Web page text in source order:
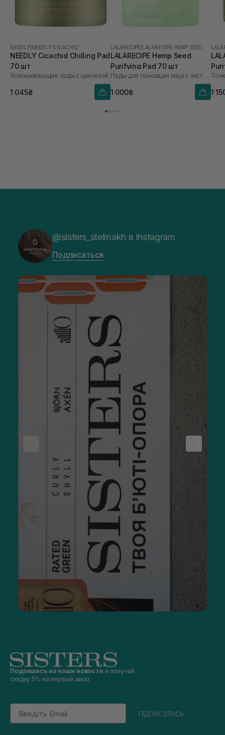
NEEDLY NEEDLY CICACHID
NEEDLY Cicachid Chilling Pad
70 шт
Успокаивающие пады с центелой
1 045₴
LALARECIPE LALARECIPE HEMP SEED
LALARECIPE Hemp Seed
Purifying Pad 70 шт
Пэды для тонизации лица с экстрактом конопля
1 000₴ 1
@sisters_stelmakh в Instagram
Подписаться
Подпишись на наши новости и получай
скидку 5% на первый заказ
Email
підписатись